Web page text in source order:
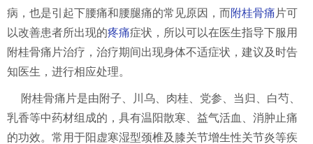
病，也是引起下腰痛和腰腿痛的常见原因，而附桂骨痛 片可
以改善患者所出现的疼痛症状，所以可以在医生指导下服用
附桂骨痛片治疗，治疗期间出现身体不适症状，建议及时告
知医生，进行相应处理。
附桂骨痛片是由附子、川乌、肉桂、党参、当归、白芍、
乳香等中药材组成的，具有温阳散寒、益气活血、消肿止痛
的功效。常用于阳虚寒湿型颈椎及膝关节增生性关节炎等疾